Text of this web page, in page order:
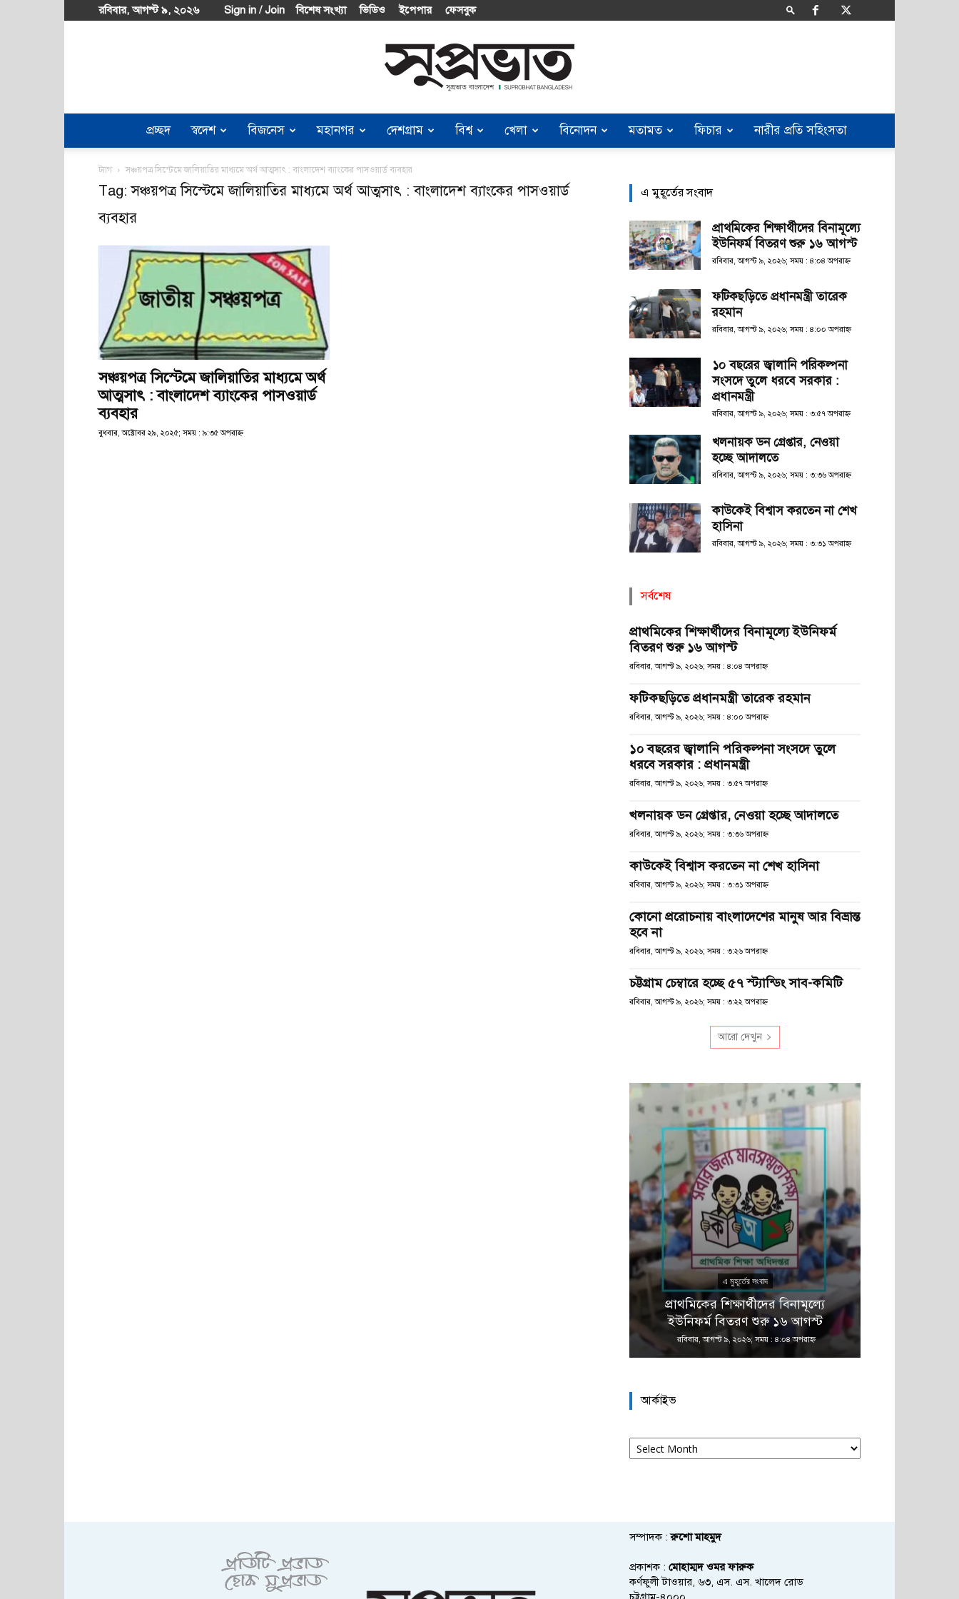
রবিবার, আগস্ট ৯, ২০২৬ Sign in / Join বিশেষ সংখ্যা ভিডিও ইপেপার ফেসবুক
Suprobhat
প্রচ্ছদ স্বদেশ বিজনেস মহানগর দেশগ্রাম বিশ্ব খেলা বিনোদন মতামত ফিচার নারীর প্রতি সহিংসতা
ট্যাগ সঞ্চয়পত্র সিস্টেমে জালিয়াতির মাধ্যমে অর্থ আত্মসাৎ : বাংলাদেশ ব্যাংকের পাসওয়ার্ড ব্যবহার
Tag: সঞ্চয়পত্র সিস্টেমে জালিয়াতির মাধ্যমে অর্থ আত্মসাৎ : বাংলাদেশ ব্যাংকের পাসওয়ার্ড
ব্যবহার
সঞ্চয়পত্র সিস্টেমে জালিয়াতির মাধ্যমে অর্থ
আত্মসাৎ : বাংলাদেশ ব্যাংকের পাসওয়ার্ড
ব্যবহার
বুধবার, অক্টোবর ২৯, ২০২৫; সময় : ৯:৩৫ অপরাহ্ণ
এ মুহূর্তের সংবাদ
প্রাথমিকের শিক্ষার্থীদের বিনামূল্যে
ইউনিফর্ম বিতরণ শুরু ১৬ আগস্ট
রবিবার, আগস্ট ৯, ২০২৬; সময় : ৪:০৪ অপরাহ্ণ
ফটিকছড়িতে প্রধানমন্ত্রী তারেক
রহমান
রবিবার, আগস্ট ৯, ২০২৬; সময় : ৪:০০ অপরাহ্ণ
১০ বছরের জ্বালানি পরিকল্পনা
সংসদে তুলে ধরবে সরকার :
প্রধানমন্ত্রী
রবিবার, আগস্ট ৯, ২০২৬; সময় : ৩:৫৭ অপরাহ্ণ
খলনায়ক ডন গ্রেপ্তার, নেওয়া
হচ্ছে আদালতে
রবিবার, আগস্ট ৯, ২০২৬; সময় : ৩:৩৬ অপরাহ্ণ
কাউকেই বিশ্বাস করতেন না শেখ
হাসিনা
রবিবার, আগস্ট ৯, ২০২৬; সময় : ৩:৩১ অপরাহ্ণ
সর্বশেষ
প্রাথমিকের শিক্ষার্থীদের বিনামূল্যে ইউনিফর্ম
বিতরণ শুরু ১৬ আগস্ট
রবিবার, আগস্ট ৯, ২০২৬; সময় : ৪:০৪ অপরাহ্ণ
ফটিকছড়িতে প্রধানমন্ত্রী তারেক রহমান
রবিবার, আগস্ট ৯, ২০২৬; সময় : ৪:০০ অপরাহ্ণ
১০ বছরের জ্বালানি পরিকল্পনা সংসদে তুলে
ধরবে সরকার : প্রধানমন্ত্রী
রবিবার, আগস্ট ৯, ২০২৬; সময় : ৩:৫৭ অপরাহ্ণ
খলনায়ক ডন গ্রেপ্তার, নেওয়া হচ্ছে আদালতে
রবিবার, আগস্ট ৯, ২০২৬; সময় : ৩:৩৬ অপরাহ্ণ
কাউকেই বিশ্বাস করতেন না শেখ হাসিনা
রবিবার, আগস্ট ৯, ২০২৬; সময় : ৩:৩১ অপরাহ্ণ
কোনো প্ররোচনায় বাংলাদেশের মানুষ আর বিভ্রান্ত
হবে না
রবিবার, আগস্ট ৯, ২০২৬; সময় : ৩:২৬ অপরাহ্ণ
চট্টগ্রাম চেম্বারে হচ্ছে ৫৭ স্ট্যান্ডিং সাব-কমিটি
রবিবার, আগস্ট ৯, ২০২৬; সময় : ৩:২২ অপরাহ্ণ
আরো দেখুন
এ মুহূর্তের সংবাদ
প্রাথমিকের শিক্ষার্থীদের বিনামূল্যে
ইউনিফর্ম বিতরণ শুরু ১৬ আগস্ট
রবিবার, আগস্ট ৯, ২০২৬; সময় : ৪:০৪ অপরাহ্ণ
আর্কাইভ
আর্কাইভ
সম্পাদক :রুশো মাহমুদ
প্রকাশক : মোহাম্মদ ওমর ফারুক
কর্ণফুলী টাওয়ার, ৬৩, এস. এস. খালেদ রোড